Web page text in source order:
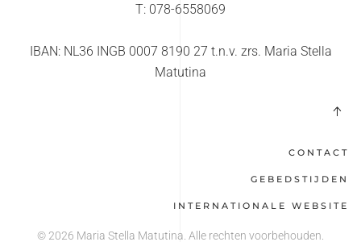
T: 078-6558069
IBAN: NL36 INGB 0007 8190 27 t.n.v. zrs. Maria Stella
Matutina
CONTACT
GEBEDSTIJDEN
INTERNATIONALE WEBSITE
© 2026 Maria Stella Matutina. Alle rechten voorbehouden.